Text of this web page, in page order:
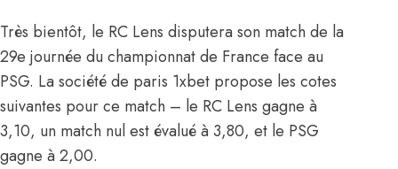
Très bientôt, le RC Lens disputera son match de la
29e journée du championnat de France face au
PSG. La société de paris 1xbet propose les cotes
suivantes pour ce match – le RC Lens gagne à
3,10, un match nul est évalué à 3,80, et le PSG
gagne à 2,00.